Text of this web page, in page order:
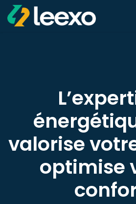
Se rendre au contenu
valorise
optimise